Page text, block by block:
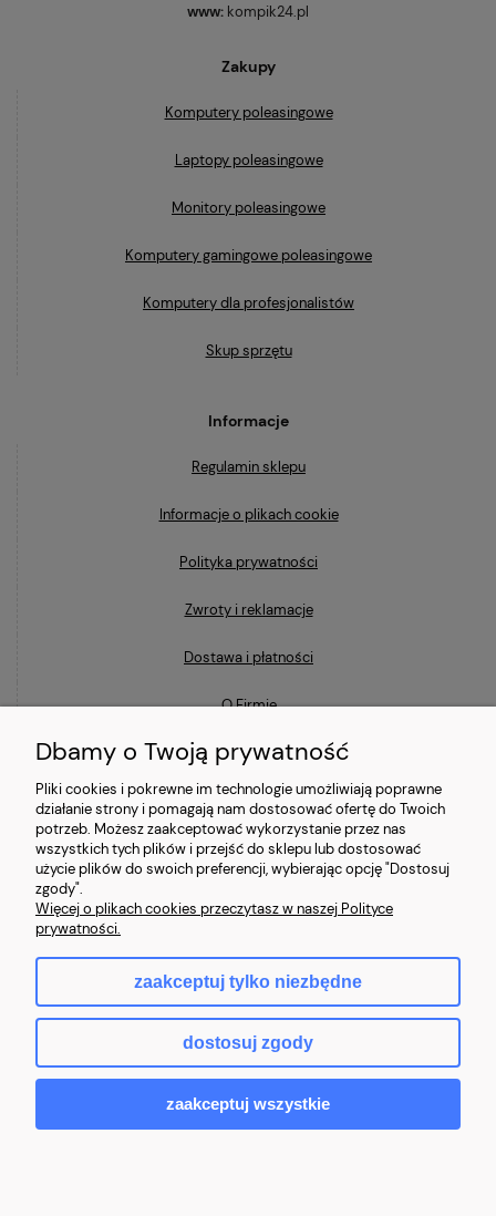
www: kompik24.pl
Zakupy
Komputery poleasingowe
Laptopy poleasingowe
Monitory poleasingowe
Komputery gamingowe poleasingowe
Komputery dla profesjonalistów
Skup sprzętu
Informacje
Regulamin sklepu
Informacje o plikach cookie
Polityka prywatności
Zwroty i reklamacje
Dostawa i płatności
O Firmie
Blog
Ostatnio na blogu
Co to znaczy, że laptop jest poleasingowy i czym różni się od
używanego?
Najczęstsze mity o laptopach poleasingowych (i jak jest naprawdę)
© 2026 - Kompik24 - Sprzęt komputerowy poleasingowy.
Sklep internetowy Shoper.pl
Dbamy o Twoją prywatność
Pliki cookies i pokrewne im technologie umożliwiają poprawne
działanie strony i pomagają nam dostosować ofertę do Twoich
potrzeb. Możesz zaakceptować wykorzystanie przez nas
wszystkich tych plików i przejść do sklepu lub dostosować
użycie plików do swoich preferencji, wybierając opcję "Dostosuj
zgody".
Więcej o plikach cookies przeczytasz w naszej Polityce
prywatności.
zaakceptuj tylko niezbędne
dostosuj zgody
zaakceptuj wszystkie